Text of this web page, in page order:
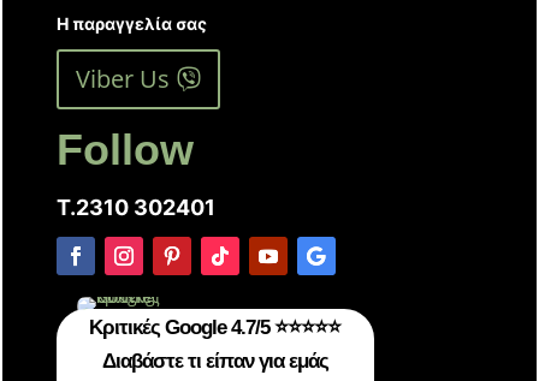
Η παραγγελία σας
Viber Us
Follow
T.2310 302401
Κριτικές Google 4.7/5 ⭐⭐⭐⭐⭐
Διαβάστε τι είπαν για εμάς